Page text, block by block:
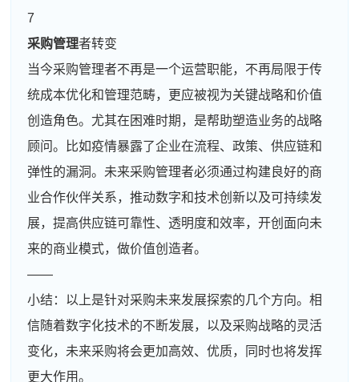
7
采购管理者转变
当今采购管理者不再是一个运营职能，不再局限于传
统成本优化和管理范畴，更应被视为关键战略和价值
创造角色。尤其在困难时期，是帮助塑造业务的战略
顾问。比如疫情暴露了企业在流程、政策、供应链和
弹性的漏洞。未来采购管理者必须通过构建良好的商
业合作伙伴关系，推动数字和技术创新以及可持续发
展，提高供应链可靠性、透明度和效率，开创面向未
来的商业模式，做价值创造者。
——
小结：以上是针对采购未来发展探索的几个方向。相
信随着数字化技术的不断发展，以及采购战略的灵活
变化，未来采购将会更加高效、优质，同时也将发挥
更大作用。